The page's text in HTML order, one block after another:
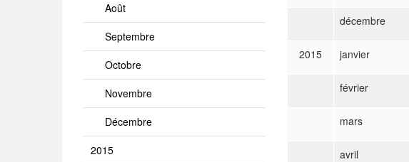
Août
Septembre
Octobre
Novembre
Décembre
2015
décembre
2015 janvier
février
mars
avril